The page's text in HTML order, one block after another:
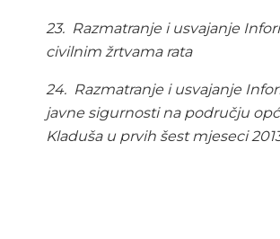
23. Razmatranje i usvajanje
civilnim žrtvama rata
24. Razmatranje i usvajanje
javne sigurnosti na području
Kladuša u prvih šest mjeseci